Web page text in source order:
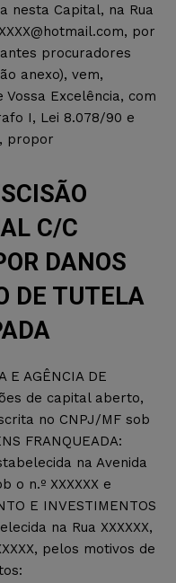
nesta Capital, na Rua
, por
procuradores
anexo), vem,
Excelência, com
I, Lei 8.078/90 e
propor
C/C
DANOS
DE TUTELA
E AGÊNCIA DE
de capital aberto,
no CNPJ/MF sob
FRANQUEADA:
na Avenida
o n.º XXXXXX e
E INVESTIMENTOS
na Rua XXXXXX,
pelos motivos de